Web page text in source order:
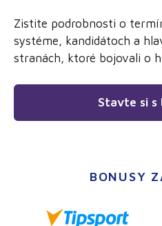
Zistite podrobnosti o
systéme, kandidátoch a
stranách, ktoré bojovali o
Stavte si s
BONUSY